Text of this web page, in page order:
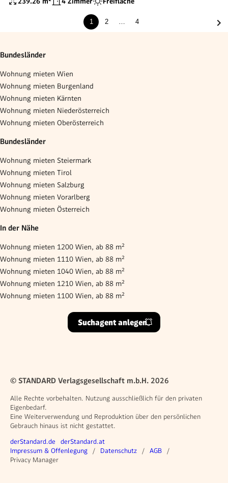
1 2 … 4
Bundesländer
Wohnung mieten Wien
Wohnung mieten Burgenland
Wohnung mieten Kärnten
Wohnung mieten Niederösterreich
Wohnung mieten Oberösterreich
Bundesländer
Wohnung mieten Steiermark
Wohnung mieten Tirol
Wohnung mieten Salzburg
Wohnung mieten Vorarlberg
Wohnung mieten Österreich
In der Nähe
Wohnung mieten 1200 Wien, ab 88 m²
Wohnung mieten 1110 Wien, ab 88 m²
Wohnung mieten 1040 Wien, ab 88 m²
Wohnung mieten 1210 Wien, ab 88 m²
Wohnung mieten 1100 Wien, ab 88 m²
Suchagent anlegen
© STANDARD Verlagsgesellschaft m.b.H. 2026
Alle Rechte vorbehalten. Nutzung ausschließlich für den privaten
Eigenbedarf.
Eine Weiterverwendung und Reproduktion über den persönlichen
Gebrauch hinaus ist nicht gestattet.
Weitere Angebote
derStandard.de derStandard.at
Rechtliches
Impressum & Offenlegung Datenschutz
AGB
Privacy Manager